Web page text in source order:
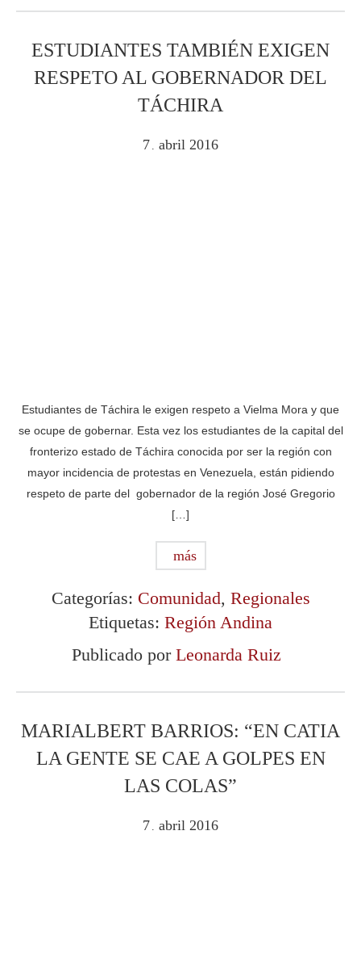
ESTUDIANTES TAMBIÉN EXIGEN
RESPETO AL GOBERNADOR DEL
TÁCHIRA
7 . abril 2016
Estudiantes de Táchira le exigen respeto a Vielma Mora y que
se ocupe de gobernar. Esta vez los estudiantes de la capital del
fronterizo estado de Táchira conocida por ser la región con
mayor incidencia de protestas en Venezuela, están pidiendo
respeto de parte del gobernador de la región José Gregorio
[…]
más
Categorías: Comunidad, Regionales
Etiquetas: Región Andina
Publicado por Leonarda Ruiz
MARIALBERT BARRIOS: “EN CATIA
LA GENTE SE CAE A GOLPES EN
LAS COLAS”
7 . abril 2016